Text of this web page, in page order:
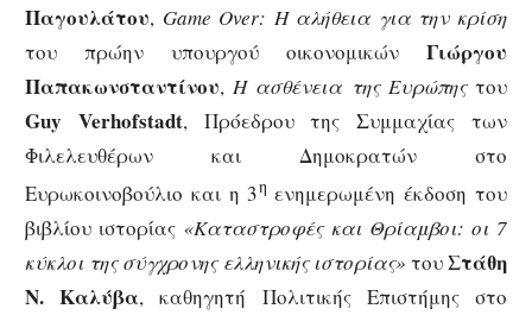
Παγουλάτου, Game Over: Η αλήθεια για την κρίση
του πρώην υπουργού οικονομικών Γιώργου
Παπακωνσταντίνου,Η ασθένεια της Ευρώπηςτου
Guy Verhofstadt, Πρόεδρου της Συμμαχίας των
Φιλελευθέρων και Δημοκρατών στο
Ευρωκοινοβούλιο και η 3η ενημερωμένη έκδοση του
βιβλίου ιστορίας «Καταστροφές και Θρίαμβοι: οι 7
κύκλοι της σύγχρονης ελληνικής ιστορίας» τουΣτάθη
Ν. Καλύβα, καθηγητή Πολιτικής Επιστήμης στο